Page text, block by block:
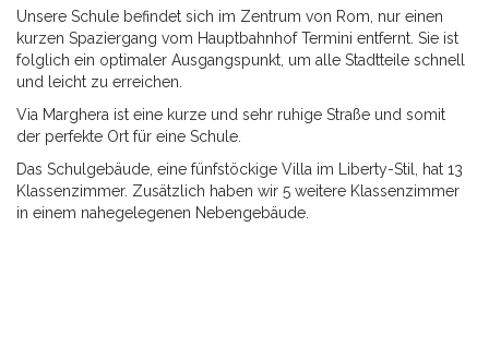
Unsere Schule befindet sich im Zentrum von Rom, nur einen
kurzen Spaziergang vom Hauptbahnhof Termini entfernt. Sie ist
folglich ein optimaler Ausgangspunkt, um alle Stadtteile schnell
und leicht zu erreichen.
Via Marghera ist eine kurze und sehr ruhige Straße und somit
der perfekte Ort für eine Schule.
Das Schulgebäude, eine fünfstöckige Villa im Liberty-Stil, hat 13
Klassenzimmer. Zusätzlich haben wir 5 weitere Klassenzimmer
in einem nahegelegenen Nebengebäude.